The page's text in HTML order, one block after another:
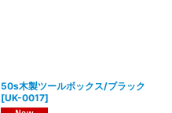
50s木製ツールボックス/ブラック
[UK-0017]